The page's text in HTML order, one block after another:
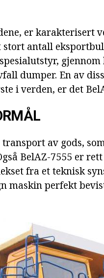
er karakterisert
stort antall
gjennom
dumper. En av
i verden, er det
av gods,
BelAZ-7555 er
fra et teknisk
maskin perfekt